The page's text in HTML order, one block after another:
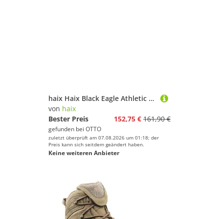
haix Haix Black Eagle Athletic 2.1 GTX Wanderschuh
von haix
Bester Preis
152,75 € 161,90 €
gefunden bei OTTO
zuletzt überprüft am 07.08.2026 um 01:18; der
Preis kann sich seitdem geändert haben.
Keine weiteren Anbieter